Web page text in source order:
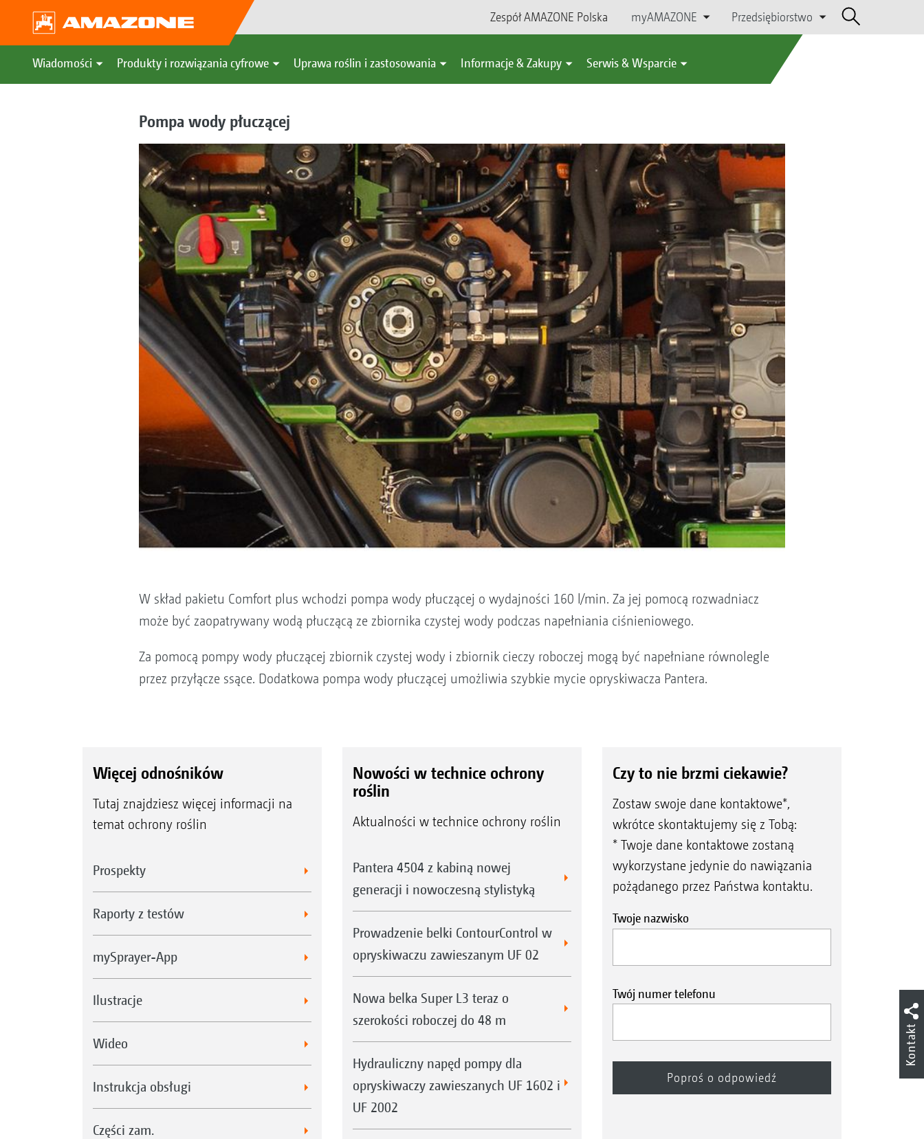
Zespół AMAZONE Polska myAMAZONE Przedsiębiorstwo
Wiadomości Produkty i rozwiązania cyfrowe Uprawa roślin i zastosowania Informacje & Zakupy Serwis & Wsparcie
Pompa wody płuczącej
W skład pakietu Comfort plus wchodzi pompa wody płuczącej o wydajności 160 l/min. Za jej pomocą rozwadniacz
może być zaopatrywany wodą płuczącą ze zbiornika czystej wody podczas napełniania ciśnieniowego.
Za pomocą pompy wody płuczącej zbiornik czystej wody i zbiornik cieczy roboczej mogą być napełniane równolegle
przez przyłącze ssące. Dodatkowa pompa wody płuczącej umożliwia szybkie mycie opryskiwacza Pantera.
Więcej odnośników
Tutaj znajdziesz więcej informacji na
temat ochrony roślin
Prospekty
Raporty z testów
mySprayer-App
Ilustracje
Wideo
Instrukcja obsługi
Części zam.
Nowości w technice ochrony
roślin
Aktualności w technice ochrony roślin
Pantera 4504 z kabiną nowej
generacji i nowoczesną stylistyką
Prowadzenie belki ContourControl w
opryskiwaczu zawieszanym UF 02
Nowa belka Super L3 teraz o
szerokości roboczej do 48 m
Hydrauliczny napęd pompy dla
opryskiwaczy zawieszanych UF 1602 i
UF 2002
Czy to nie brzmi ciekawie?
Zostaw swoje dane kontaktowe*,
wkrótce skontaktujemy się z Tobą:
* Twoje dane kontaktowe zostaną
wykorzystane jedynie do nawiązania
pożądanego przez Państwa kontaktu.
Twoje nazwisko
Twój numer telefonu
Kontakt